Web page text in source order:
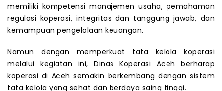
memiliki kompetensi manajemen usaha, pemahaman
regulasi koperasi, integritas dan tanggung jawab, dan
kemampuan pengelolaan keuangan.
Namun dengan memperkuat tata kelola koperasi
melalui kegiatan ini, Dinas Koperasi Aceh berharap
koperasi di Aceh semakin berkembang dengan sistem
tata kelola yang sehat dan berdaya saing tinggi.